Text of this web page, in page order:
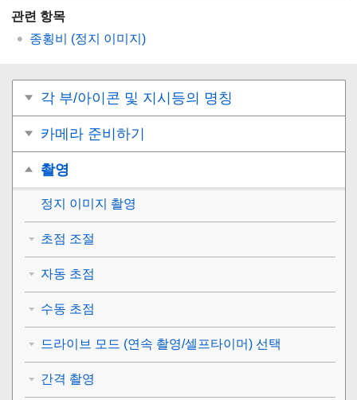
관련 항목
종횡비 (정지 이미지)
각 부/아이콘 및 지시등의 명칭
카메라 준비하기
촬영
정지 이미지 촬영
초점 조절
자동 초점
수동 초점
드라이브 모드 (연속 촬영/셀프타이머) 선택
간격 촬영